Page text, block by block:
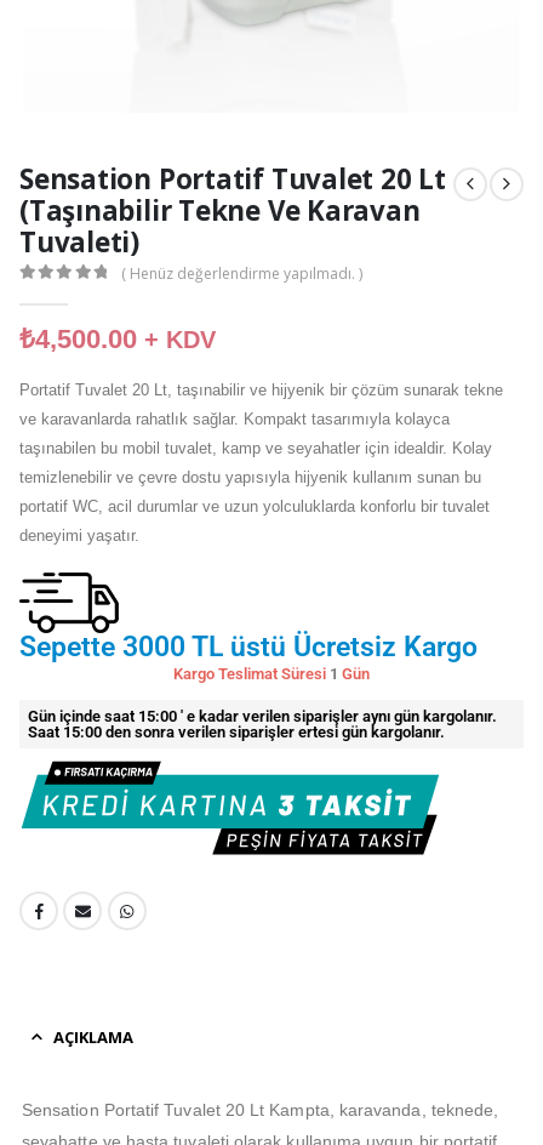
Sensation Portatif Tuvalet 20 Lt
(Taşınabilir Tekne Ve Karavan
Tuvaleti)
( Henüz değerlendirme yapılmadı. )
₺4,500.00 + KDV
Portatif Tuvalet 20 Lt, taşınabilir ve hijyenik bir çözüm sunarak tekne
ve karavanlarda rahatlık sağlar. Kompakt tasarımıyla kolayca
taşınabilen bu mobil tuvalet, kamp ve seyahatler için idealdir. Kolay
temizlenebilir ve çevre dostu yapısıyla hijyenik kullanım sunan bu
portatif WC, acil durumlar ve uzun yolculuklarda konforlu bir tuvalet
deneyimi yaşatır.
Sepette 3000 TL üstü Ücretsiz Kargo
Kargo Teslimat Süresi 1 Gün
Gün içinde saat 15:00 ' e kadar verilen siparişler aynı gün kargolanır.
Saat 15:00 den sonra verilen siparişler ertesi gün kargolanır.
AÇIKLAMA
Sensation Portatif Tuvalet 20 Lt Kampta, karavanda, teknede,